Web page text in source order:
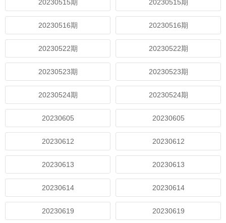
20230515期 20230515期
20230516期 20230516期
20230522期 20230522期
20230523期 20230523期
20230524期 20230524期
20230605 20230605
20230612 20230612
20230613 20230613
20230614 20230614
20230619 20230619